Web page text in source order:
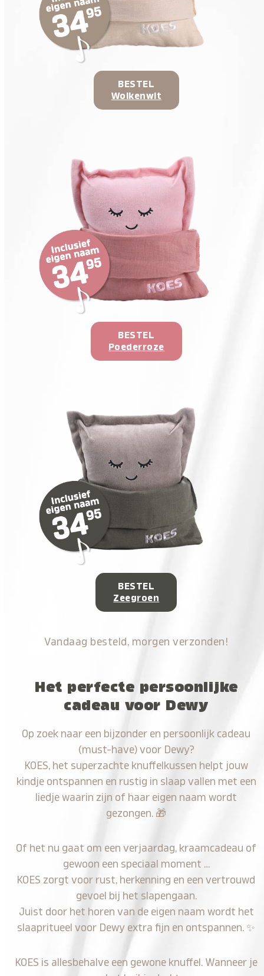
BESTEL
Wolkenwit
BESTEL
Poederroze
BESTEL
Zeegroen
Vandaag besteld, morgen verzonden!
Het perfecte persoonlijke
cadeau voor Dewy
Op zoek naar een bijzonder en persoonlijk cadeau
(must-have) voor Dewy?
KOES, het superzachte knuffelkussen helpt jouw
kindje ontspannen en rustig in slaap vallen met een
liedje waarin zijn of haar eigen naam wordt
gezongen. 🎁
Of het nu gaat om een verjaardag, kraamcadeau of
gewoon een speciaal moment …
KOES zorgt voor rust, herkenning en een vertrouwd
gevoel bij het slapengaan.
Juist door het horen van de eigen naam wordt het
slaapritueel voor Dewy extra fijn en ontspannen. ✨
KOES is allesbehalve een gewone knuffel. Wanneer je